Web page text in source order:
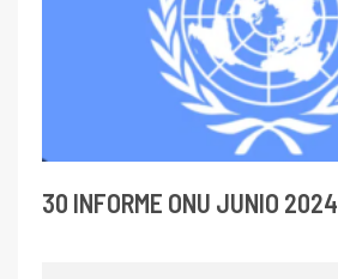
30 INFORME ONU JUNIO 2024